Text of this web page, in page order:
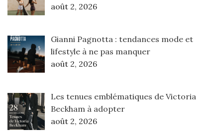
août 2, 2026
Gianni Pagnotta : tendances mode et
lifestyle à ne pas manquer
août 2, 2026
Les tenues emblématiques de Victoria
Beckham à adopter
août 2, 2026